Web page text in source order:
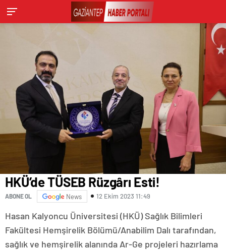
HKÜ’de TÜSEB Rüzgârı Esti!
ABONE OL News 12 Ekim 2023 11:49
Hasan Kalyoncu Üniversitesi (HKÜ) Sağlık Bilimleri
Fakültesi Hemşirelik Bölümü/Anabilim Dalı tarafından,
sağlık ve hemşirelik alanında Ar-Ge projeleri hazırlama